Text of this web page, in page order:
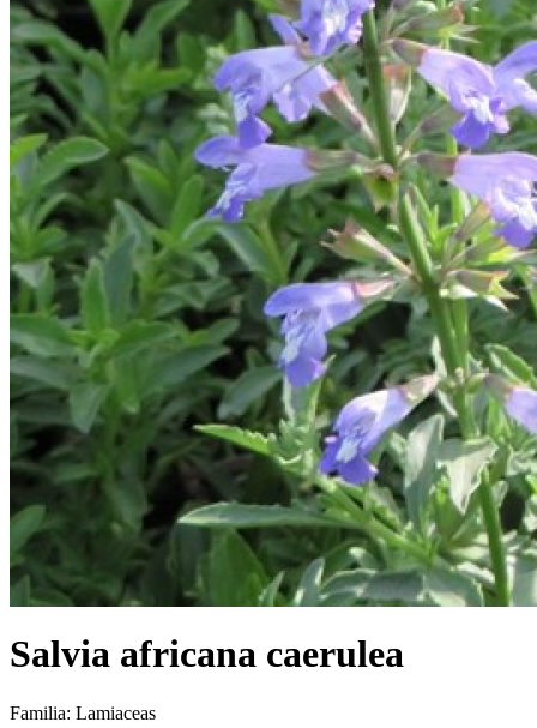
Salvia africana caerulea
Familia: Lamiaceas